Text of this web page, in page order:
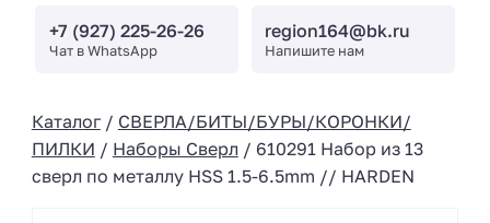
+7 (927) 225-26-26
Чат в WhatsApp
region164@bk.ru
Напишите нам
Каталог/ СВЕРЛА/БИТЫ/БУРЫ/КОРОНКИ/
ПИЛКИ / Наборы Сверл / 610291 Набор из 13
сверл по металлу HSS 1.5-6.5mm // HARDEN